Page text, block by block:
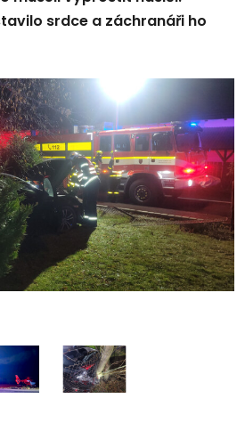
srdce a záchranáři ho